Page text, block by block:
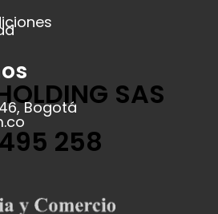
SAS
Bogotá
258